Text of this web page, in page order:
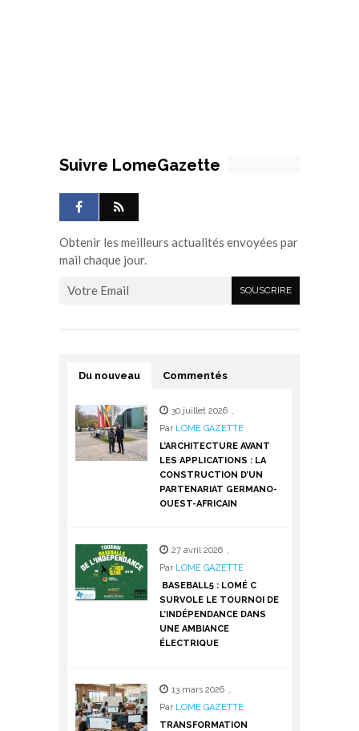
Suivre LomeGazette
Obtenir les meilleurs actualités envoyées par
mail chaque jour.
Du nouveau Commentés
30 juillet 2026 ,
Par LOME GAZETTE
L’ARCHITECTURE AVANT
LES APPLICATIONS : LA
CONSTRUCTION D’UN
PARTENARIAT GERMANO-
OUEST-AFRICAIN
27 avril 2026 ,
Par LOME GAZETTE
BASEBALL5 : LOMÉ C
SURVOLE LE TOURNOI DE
L’INDÉPENDANCE DANS
UNE AMBIANCE
ÉLECTRIQUE
13 mars 2026 ,
Par LOME GAZETTE
TRANSFORMATION